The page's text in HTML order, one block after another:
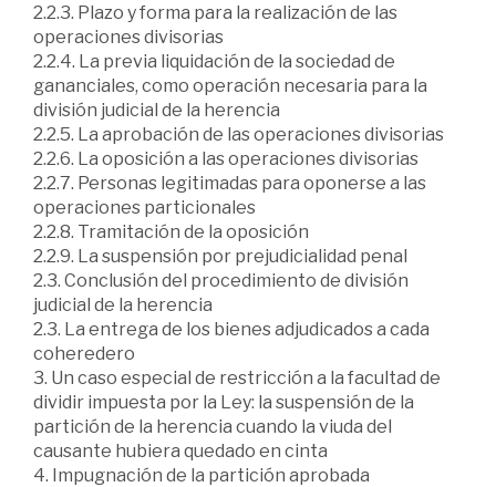
2.2.3. Plazo y forma para la realización de las
operaciones divisorias
2.2.4. La previa liquidación de la sociedad de
gananciales, como operación necesaria para la
división judicial de la herencia
2.2.5. La aprobación de las operaciones divisorias
2.2.6. La oposición a las operaciones divisorias
2.2.7. Personas legitimadas para oponerse a las
operaciones particionales
2.2.8. Tramitación de la oposición
2.2.9. La suspensión por prejudicialidad penal
2.3. Conclusión del procedimiento de división
judicial de la herencia
2.3. La entrega de los bienes adjudicados a cada
coheredero
3. Un caso especial de restricción a la facultad de
dividir impuesta por la Ley: la suspensión de la
partición de la herencia cuando la viuda del
causante hubiera quedado en cinta
4. Impugnación de la partición aprobada